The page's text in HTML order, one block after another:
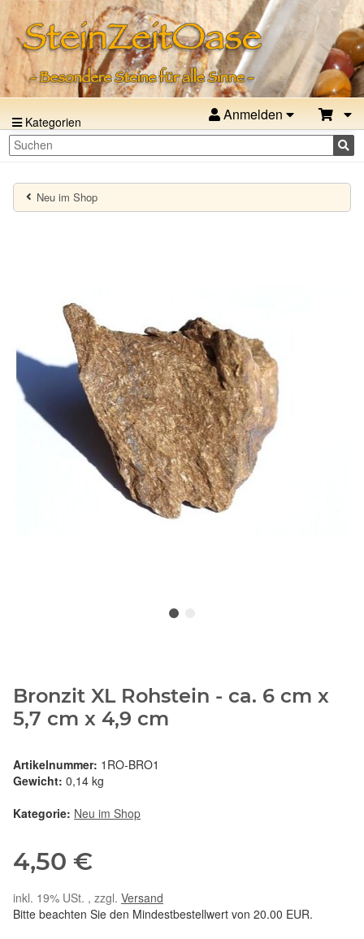
Kategorien Anmelden
Neu im Shop
Bronzit XL Rohstein - ca. 6 cm x
5,7 cm x 4,9 cm
Artikelnummer: 1RO-BRO1
Gewicht: 0,14 kg
Kategorie: Neu im Shop
4,50 €
inkl. 19% USt. , zzgl. Versand
Bitte beachten Sie den Mindestbestellwert von 20.00 EUR.